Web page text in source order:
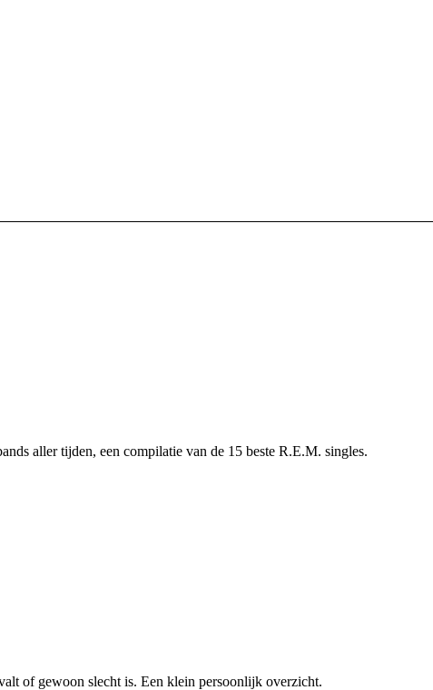
aller tijden, een compilatie van de 15 beste R.E.M. singles.
of gewoon slecht is. Een klein persoonlijk overzicht.